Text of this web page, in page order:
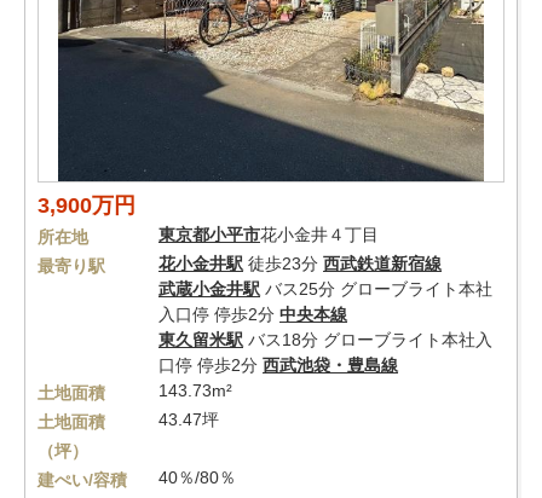
3,900万円
所在地 東京都小平市花小金井４丁目
最寄り駅
花小金井駅 徒歩23分 西武鉄道新宿線
武蔵小金井駅 バス25分 グローブライト本社
入口停 停歩2分 中央本線
東久留米駅 バス18分 グローブライト本社入
口停 停歩2分 西武池袋・豊島線
土地面積
143.73m²
土地面積
（坪）
43.47坪
建ぺい/容積
40％/80％